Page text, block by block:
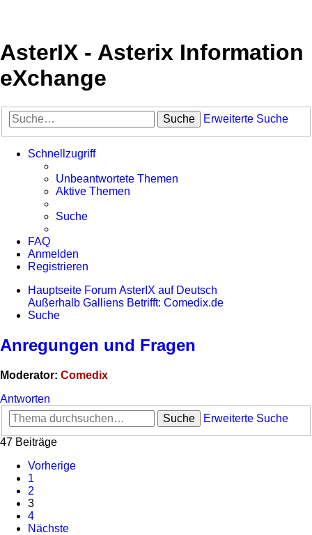
AsterIX - Asterix Information
eXchange
Suche Erweiterte Suche
Schnellzugriff
Unbeantwortete Themen
Aktive Themen
Suche
FAQ
Anmelden
Registrieren
Hauptseite Forum AsterIX auf Deutsch
Außerhalb Galliens Betrifft: Comedix.de
Suche
Anregungen und Fragen
Moderator: Comedix
Antworten
Suche
Erweiterte Suche
47 Beiträge
Vorherige
1
2
3
4
Nächste